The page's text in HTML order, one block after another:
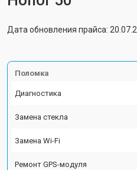
Дата обновления прайса:
Поломка
Диагностика
Замена стекла
Замена Wi-Fi
Ремонт GPS-модуля